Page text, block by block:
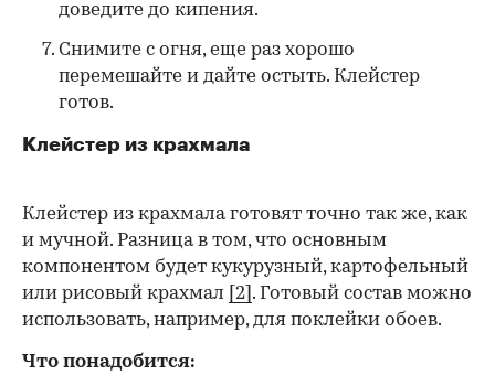
доведите до кипения.
Снимите с огня, еще раз хорошо
перемешайте и дайте остыть. Клейстер
готов.
Клейстер из крахмала
Клейстер из крахмала готовят точно так же, как
и мучной. Разница в том, что основным
компонентом будет кукурузный, картофельный
или рисовый крахмал
[2] . Готовый состав можно
использовать, например, для поклейки обоев.
Что понадобится: